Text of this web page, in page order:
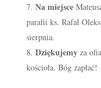
Na miejsce
parafii ks. Rafał
sierpnia.
Dziękujemy za
kościoła. Bóg zapłać!